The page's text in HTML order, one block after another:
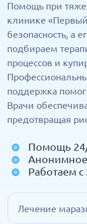
Помощь при
клинике
безопасность, а
подбираем
процессов и
поддержка
Врачи
предотвращая
Помощь
Работаем с
Лечение